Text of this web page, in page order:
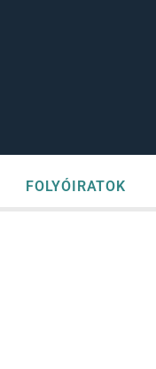
FOLYÓIRATOK